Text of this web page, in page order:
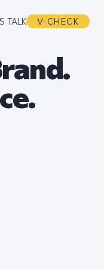
TALK V-CHECK